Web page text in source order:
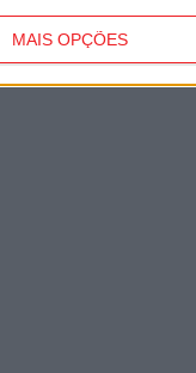
MAIS OPÇÕES